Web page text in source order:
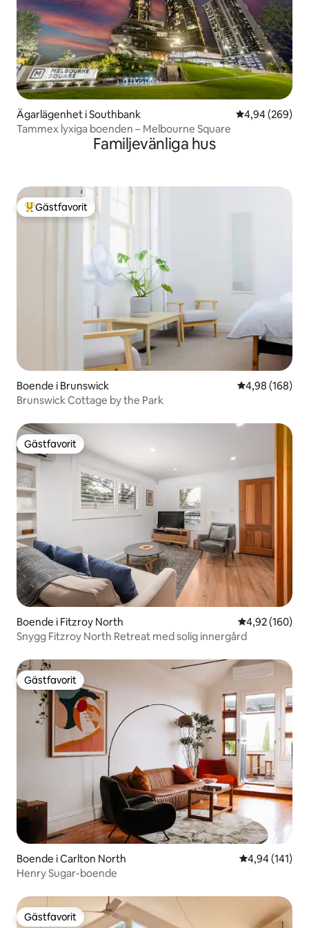
Ägarlägenhet i Southbank 4,94 av 5 i
4,94 (269)
Tammex lyxiga boenden – Melbourne Square
Familjevänliga hus
Populär gästfavorit
Gästfavorit
Boende i Brunswick 4,98 av 5 i
4,98 (168)
Brunswick Cottage by the Park
Gästfavorit
Gästfavorit
Boende i Fitzroy North 4,92 av 5 i
4,92 (160)
Snygg Fitzroy North Retreat med solig innergård
Gästfavorit
Gästfavorit
Boende i Carlton North 4,94 av 5 i
4,94 (141)
Henry Sugar-boende
Gästfavorit
Gästfavorit